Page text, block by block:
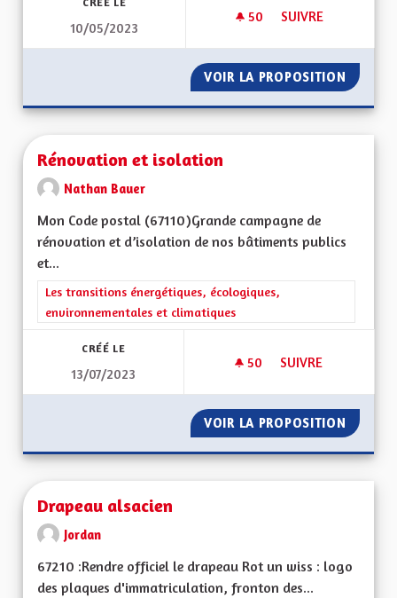
10/05/2023
50 50 ABONNÉS
SUIVRE
VOIR LA PROPOSITION
Rénovation et isolation
Nathan Bauer
Mon Code postal (67110)Grande campagne de
rénovation et d’isolation de nos bâtiments publics
et...
Filtrer les résultats de la catégorie : Les transitions
Les transitions énergétiques, écologiques,
environnementales et climatiques
CRÉÉ LE
13/07/2023
50 50 ABONNÉS
SUIVRE
VOIR LA PROPOSITION
Drapeau alsacien
Jordan
67210 :Rendre officiel le drapeau Rot un wiss : logo
des plaques d'immatriculation, fronton des...